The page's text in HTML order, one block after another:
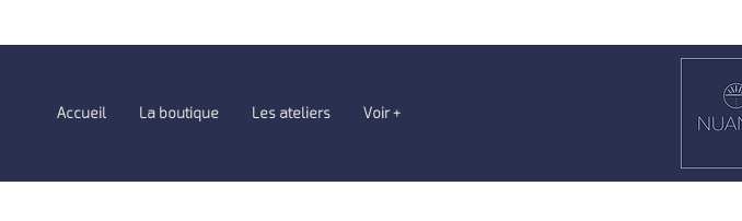
Accueil La boutique Les ateliers Voir +